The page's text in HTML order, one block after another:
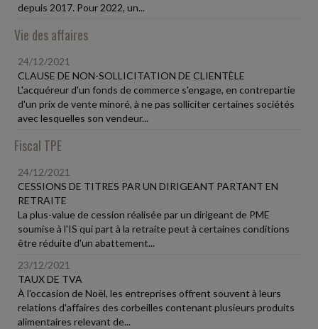
depuis 2017. Pour 2022, un...
Vie des affaires
24/12/2021
CLAUSE DE NON-SOLLICITATION DE CLIENTÈLE
L'acquéreur d'un fonds de commerce s'engage, en contrepartie
d'un prix de vente minoré, à ne pas solliciter certaines sociétés
avec lesquelles son vendeur...
Fiscal TPE
24/12/2021
CESSIONS DE TITRES PAR UN DIRIGEANT PARTANT EN
RETRAITE
La plus-value de cession réalisée par un dirigeant de PME
soumise à l'IS qui part à la retraite peut à certaines conditions
être réduite d'un abattement...
23/12/2021
TAUX DE TVA
À l'occasion de Noël, les entreprises offrent souvent à leurs
relations d'affaires des corbeilles contenant plusieurs produits
alimentaires relevant de...